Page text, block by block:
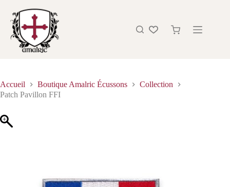
Accueil Boutique Amalric Écussons
Collection
Patch Pavillon FFI